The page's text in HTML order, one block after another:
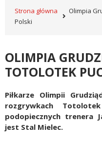
Strona główna
Olimpia
Polski
OLIMPIA
TOTOLOTEK
Piłkarze Olimpii
rozgrywkach
podopiecznych trenera
jest Stal Mielec.